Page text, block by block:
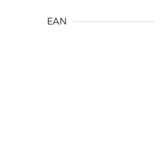
EAN